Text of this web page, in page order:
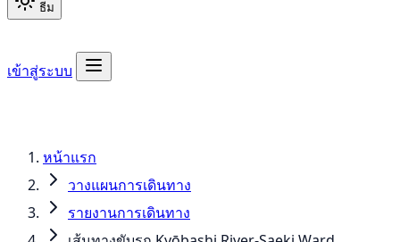
ธีม
เข้าสู่ระบบ
หน้าแรก
วางแผนการเดินทาง
รายงานการเดินทาง